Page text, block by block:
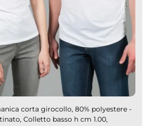
corta girocollo, 80% polyestere -
Colletto basso h cm 1.00,